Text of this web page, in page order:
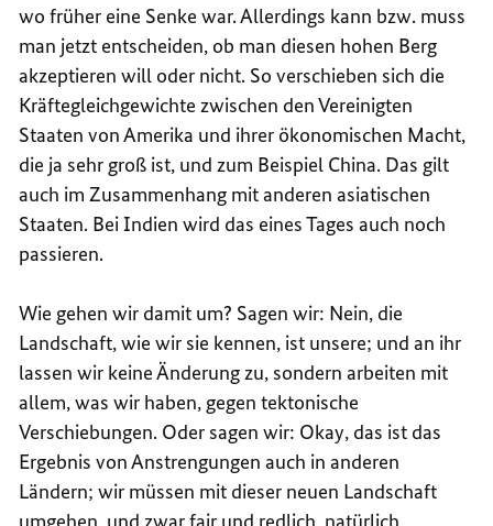
wo früher eine Senke war. Allerdings kann bzw. muss
man jetzt entscheiden, ob man diesen hohen Berg
akzeptieren will oder nicht. So verschieben sich die
Kräftegleichgewichte zwischen den Vereinigten
Staaten von Amerika und ihrer ökonomischen Macht,
die ja sehr groß ist, und zum Beispiel China. Das gilt
auch im Zusammenhang mit anderen asiatischen
Staaten. Bei Indien wird das eines Tages auch noch
passieren.
Wie gehen wir damit um? Sagen wir: Nein, die
Landschaft, wie wir sie kennen, ist unsere; und an ihr
lassen wir keine Änderung zu, sondern arbeiten mit
allem, was wir haben, gegen tektonische
Verschiebungen. Oder sagen wir: Okay, das ist das
Ergebnis von Anstrengungen auch in anderen
Ländern; wir müssen mit dieser neuen Landschaft
umgehen, und zwar fair und redlich, natürlich